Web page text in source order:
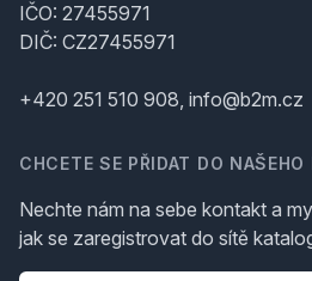
IČO: 27455971
DIČ: CZ27455971
+420 251 510 908, info@b2m.cz
CHCETE SE PŘIDAT DO NAŠEHO
Nechte nám na sebe kontakt a
jak se zaregistrovat do sítě